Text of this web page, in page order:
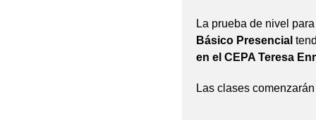
La prueba de nivel
Básico Presencial
en el CEPA Teresa
Las clases